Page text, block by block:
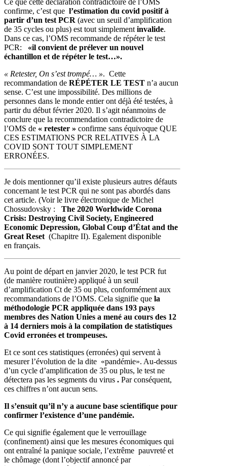
Ce que cette déclaration contradictoire de l’OMS
confirme, c’est que l’estimation du covid positif à
partir d’un test PCR (avec un seuil d’amplification
de 35 cycles ou plus) est tout simplement invalide.
Dans ce cas, l’OMS recommande de répéter le test
PCR: «il convient de prélever un nouvel
échantillon et de répéter le test…».
« Retester, On s’est trompé… ». Cette
recommandation de RÉPÉTER LE TEST n’a aucun
sense. C’est une impossibilité. Des millions de
personnes dans le monde entier ont déjà été testées, à
partir du début février 2020. Il s’agit néanmoins de
conclure que la recommendation contradictoire de
l’OMS de « retester » confirme sans équivoque QUE
CES ESTIMATIONS PCR RELATIVES À LA
COVID SONT TOUT SIMPLEMENT
ERRONÉES.
Je dois mentionner qu’il existe plusieurs autres défauts
concernant le test PCR qui ne sont pas abordés dans
cet article. (Voir le livre électronique de Michel
Chossudovsky : The 2020 Worldwide Corona
Crisis: Destroying Civil Society, Engineered
Economic Depression, Global Coup d’État and the
Great Reset (Chapitre II). Egalement disponible
en français.
Au point de départ en janvier 2020, le test PCR fut
(de manière routinière) appliqué à un seuil
d’amplification Ct de 35 ou plus, conformément aux
recommandations de l’OMS. Cela signifie que la
méthodologie PCR appliquée dans 193 pays
membres des Nation Unies a mené au cours des 12
à 14 derniers mois à la compilation de statistiques
Covid erronées et trompeuses.
Et ce sont ces statistiques (erronées) qui servent à
mesurer l’évolution de la dite «pandémie». Au-dessus
d’un cycle d’amplification de 35 ou plus, le test ne
détectera pas les segments du virus . Par conséquent,
ces chiffres n’ont aucun sens.
Il s’ensuit qu’il n’y a aucune base scientifique pour
confirmer l’existence d’une pandémie.
Ce qui signifie également que le verrouillage
(confinement) ainsi que les mesures économiques qui
ont entraîné la panique sociale, l’extrême pauvreté et
le chômage (dont l’objectif annoncé par